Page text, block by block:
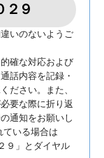
２９
いのないようご
確な対応および
話内容を記録・
ださい。また、
要な際に折り返
通知をお願いし
ている場合は
９」とダイヤル